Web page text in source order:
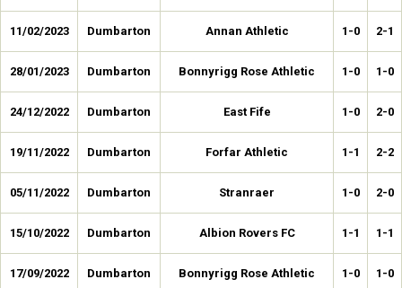
11/02/2023 Dumbarton Annan Athletic 1-0 2-1
28/01/2023 Dumbarton Bonnyrigg Rose Athletic 1-0 1-0
24/12/2022 Dumbarton East Fife 1-0 2-0
19/11/2022 Dumbarton Forfar Athletic 1-1 2-2
05/11/2022 Dumbarton Stranraer 1-0 2-0
15/10/2022 Dumbarton Albion Rovers FC 1-1 1-1
17/09/2022 Dumbarton Bonnyrigg Rose Athletic 1-0 1-0